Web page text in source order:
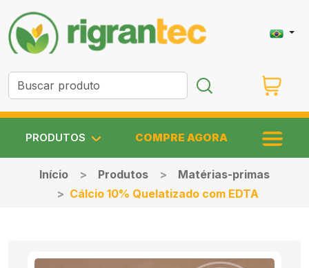
PRODUTOS COMPRE AGORA
Início Produtos
Matérias-primas
Cálcio 10% Quelatizado com EDTA